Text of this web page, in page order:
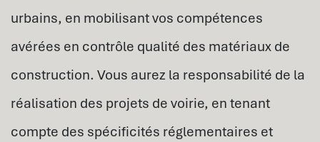
urbains, en mobilisant vos compétences
avérées en contrôle qualité des matériaux de
construction. Vous aurez la responsabilité de la
réalisation des projets de voirie, en tenant
compte des spécificités réglementaires et